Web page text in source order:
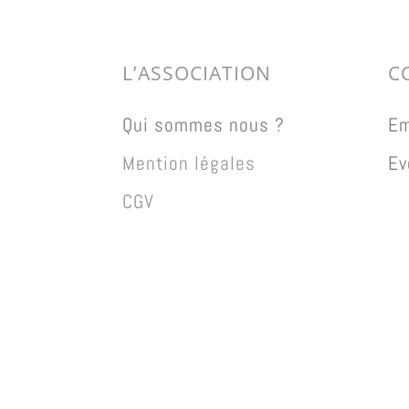
L’ASSOCIATION
Qui sommes nous ?
Mention légales
CGV